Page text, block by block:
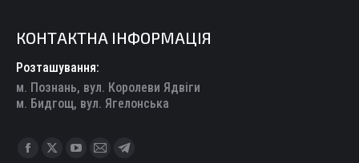
КОНТАКТНА ІНФОРМАЦІЯ
Розташування:
м. Познань, вул. Королеви Ядвіги
м. Бидгощ, вул. Ягелонська
Find us on:
Facebook
X
YouTube
Mail
Telegram